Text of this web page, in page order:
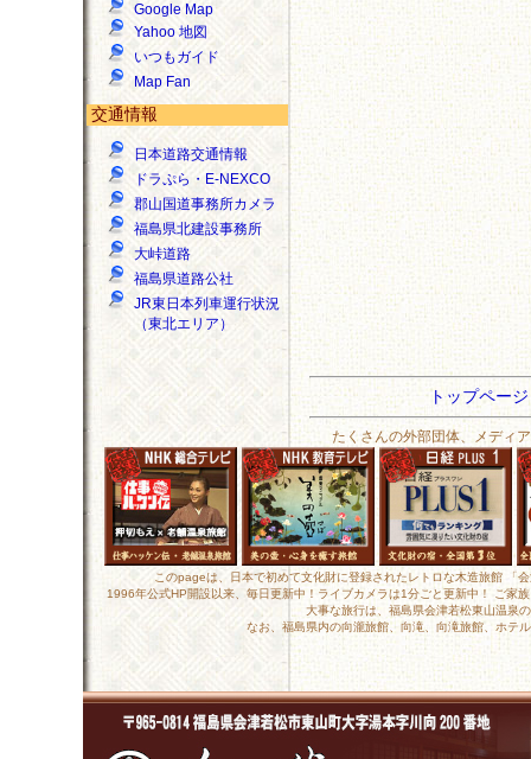
Google Map
Yahoo 地図
いつもガイド
Map Fan
交通情報
日本道路交通情報
ドラぷら・E-NEXCO
郡山国道事務所カメラ
福島県北建設事務所
大峠道路
福島県道路公社
JR東日本列車運行状況
（東北エリア）
トップペー
たくさんの外部団体、メディ
このpageは、日本で初めて文化財に登録されたレトロな木造旅館
1996年公式HP開設以来、毎日更新中！ライブカメラは1分ごと更新中！ ご家
大事な旅行は、福島県会津若松東山温泉
なお、福島県内の向瀧旅館、向滝、向滝旅館、ホテ